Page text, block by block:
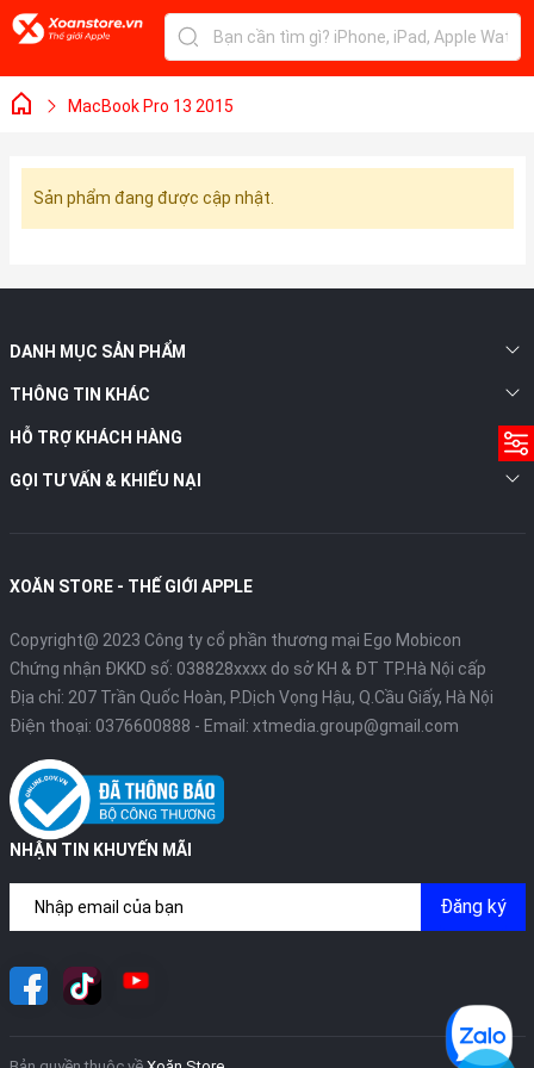
MacBook Pro 13 2015
Sản phẩm đang được cập nhật.
DANH MỤC SẢN PHẨM
THÔNG TIN KHÁC
HỖ TRỢ KHÁCH HÀNG
GỌI TƯ VẤN & KHIẾU NẠI
XOĂN STORE - THẾ GIỚI APPLE
Copyright@ 2023 Công ty cổ phần thương mại Ego Mobicon
Chứng nhận ĐKKD số: 038828xxxx do sở KH & ĐT TP.Hà Nội cấp
Địa chỉ: 207 Trần Quốc Hoàn, P.Dịch Vọng Hậu, Q.Cầu Giấy, Hà Nội
Điện thoại: 0376600888 - Email: xtmedia.group@gmail.com
NHẬN TIN KHUYẾN MÃI
Đăng ký